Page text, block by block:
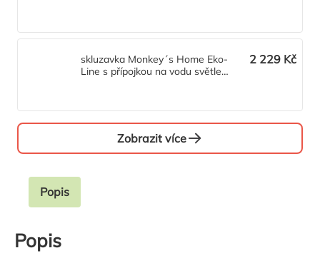
skluzavka Monkey´s Home Eko-
Line s přípojkou na vodu světle
2 229 Kč
Zobrazit více
Popis
Popis